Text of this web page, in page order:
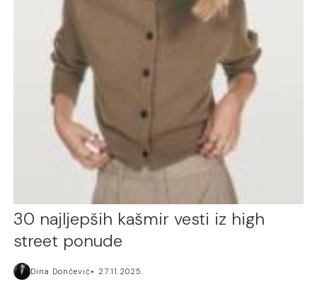
30 najljepših kašmir vesti iz high
street ponude
Dina Dončević 27.11.2025.